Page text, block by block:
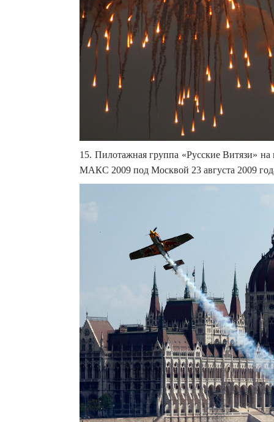
15. Пилотажная группа «Русские Витязи»
МАКС 2009 под Москвой 23 августа 2009